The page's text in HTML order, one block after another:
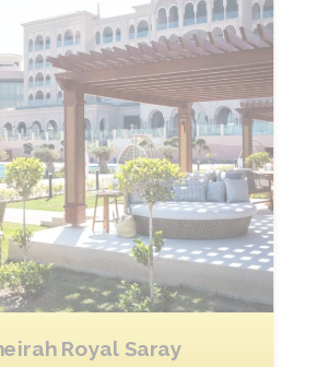
Royal Saray